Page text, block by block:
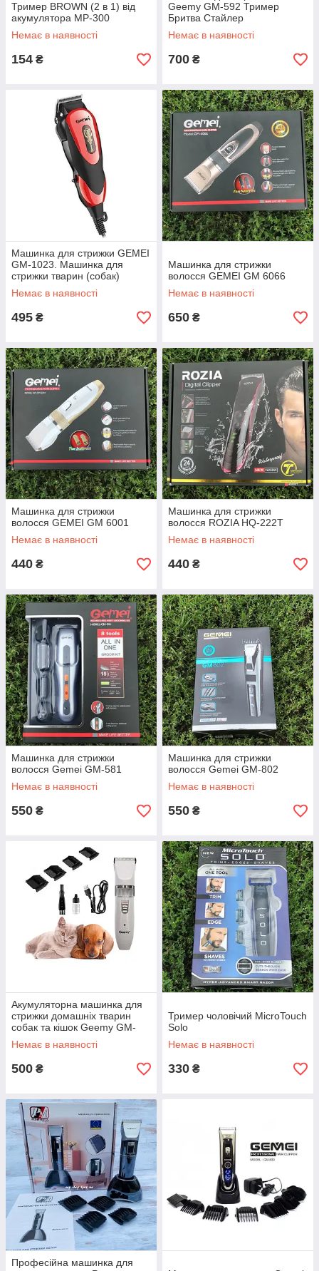
Тример BROWN (2 в 1) від
акумулятора MP-300
Немає в наявності
154 ₴
Geemy GM-592 Тример
Бритва Стайлер
Бодигруммер
Немає в наявності
700 ₴
Машинка для стрижки GEMEI
GM-1023. Машинка для
стрижки тварин (собак)
Немає в наявності
495 ₴
Машинка для стрижки
волосся GEMEI GM 6066
Немає в наявності
650 ₴
Машинка для стрижки
волосся GEMEI GM 6001
Немає в наявності
440 ₴
Машинка для стрижки
волосся ROZIA HQ-222T
Немає в наявності
440 ₴
Машинка для стрижки
волосся Gemei GM-581
Немає в наявності
550 ₴
Машинка для стрижки
волосся Gemei GM-802
Немає в наявності
550 ₴
Акумуляторна машинка для
стрижки домашніх тварин
собак та кішок Geemy GM-
634
Немає в наявності
500 ₴
Тример чоловічий MicroTouch
Solo
Немає в наявності
330 ₴
Професійна машинка для